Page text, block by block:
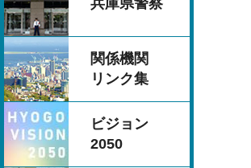
兵庫県警察
関係機関
リンク集
ビジョン
2050